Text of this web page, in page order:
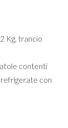
Kg, trancio
contenti
con